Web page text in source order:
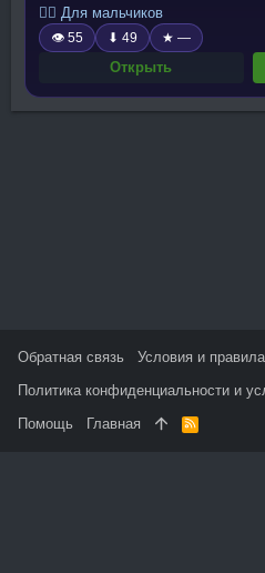
🧍‍♂️ Для мальчиков
👁 55 ⬇ 49 ★ —
Открыть
Обратная связь
Условия и правила
Политика конфиденциальности и
Помощь
Главная
R